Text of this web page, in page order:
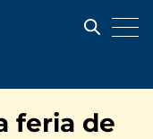
feria de